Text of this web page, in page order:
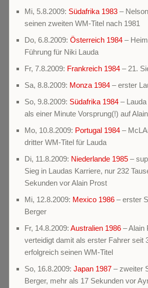
Mi, 5.8.2009: Südafrika 1983 –
seinen zweiten WM-Titel nach 1981
Do, 6.8.2009: Österreich 1984 –
Führung für Niki Lauda
Fr, 7.8.2009: Frankreich 1984 – 21.
Sa, 8.8.2009: Monza 1984 – erster
So, 9.8.2009: Südafrika 1984 –
als einer Minute Vorsprung(!) auf
Mo, 10.8.2009: Portugal 1984 –
dritter WM-Titel für Lauda
Di, 11.8.2009: Niederlande 1985 –
Sieg in Laudas Karriere, nur 232
Sekunden vor Alain Prost
Mi, 12.8.2009: Mexico 1986 – erster
Berger
Fr, 14.8.2009: Australien 1986 – Alain
verteidigt damit als erster Fahrer seit
erfolgreich seinen WM-Titel
So, 16.8.2009: Japan 1987 – zweiter
Berger, mehr als 17 Sekunden vor